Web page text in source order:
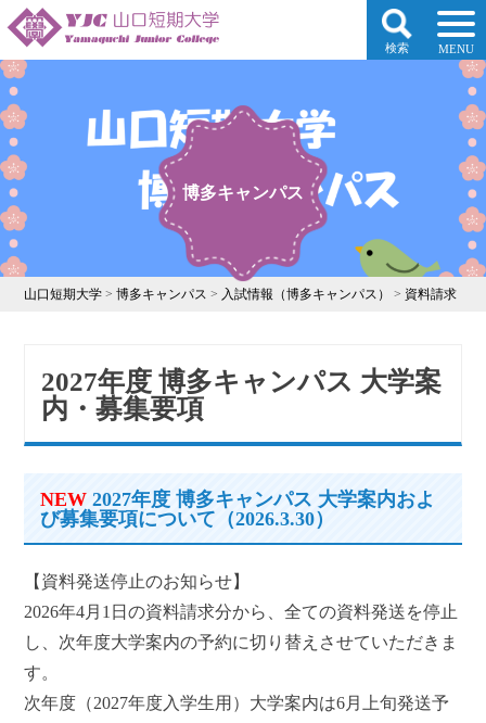
検索 MENU
博多キャンパス
山口短期大学 >博多キャンパス > 入試情報（博多キャンパス） > 資料請求
2027年度 博多キャンパス 大学案
内・募集要項
NEW 2027年度 博多キャンパス 大学案内およ
び募集要項について（2026.3.30）
【資料発送停止のお知らせ】
2026年4月1日の資料請求分から、全ての資料発送を停止
し、次年度大学案内の予約に切り替えさせていただきま
す。
次年度（2027年度入学生用）大学案内は6月上旬発送予